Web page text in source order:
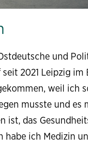
und
2021 Leipzig
weil ich
musste und es
ist, das
habe ich Medizin